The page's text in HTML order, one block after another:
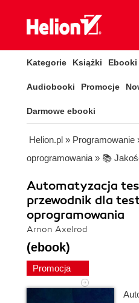
Kategorie Książki Ebooki
Audiobooki Promocje
Darmowe ebooki
Helion.pl » Programowanie
oprogramowania » 📚
Automatyzacja
przewodnik dla
oprogramowania
Arnon Axelrod
(ebook)
Promocja